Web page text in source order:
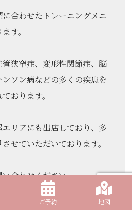
合わせたトレーニングメニ
す。
狭窄症、変形性関節症、脳
ソン病などの多くの疾患を
おります。
リアにも出店しており、多
せていただいております。
合わせください。
ラティスの体験レッスンはこちら
ご予約 地図